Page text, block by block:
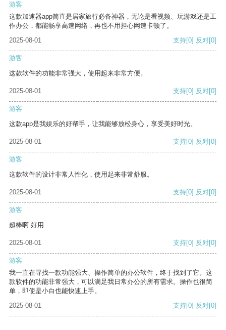
游客
这款加速器app简直是居家旅行必备神器，无论是看视频、玩游戏还是工
作办公，都能畅享高速网络，再也不用担心网速卡顿了。
2025-08-01
支持[0] 反对[0]
游客
这款软件的功能非常强大，使用起来非常方便。
2025-08-01 支持[0] 反对[0]
游客
这款app是我娱乐的好帮手，让我能够放松身心，享受美好时光。
2025-08-01 支持[0] 反对[0]
游客
这款软件的设计非常人性化，使用起来非常舒服。
2025-08-01 支持[0] 反对[0]
游客
超棒啊 好用
2025-08-01 支持[0] 反对[0]
游客
我一直在寻找一款功能强大、操作简单的办公软件，终于找到了它。这
款软件的功能非常强大，可以满足我日常办公的所有需求。操作也很简
单，即使是小白也能快速上手。
2025-08-01
支持[0] 反对[0]